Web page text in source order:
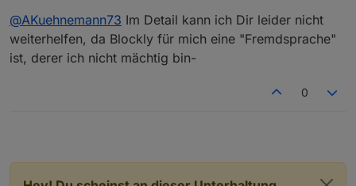
@AKuehnemann73 Im Detail kann ich Dir leider nicht
weiterhelfen, da Blockly für mich eine "Fremdsprache"
ist, derer ich nicht mächtig bin-
0